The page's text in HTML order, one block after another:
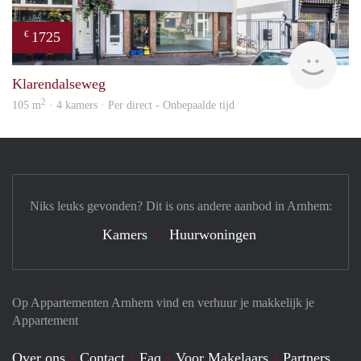
€ 1725
Klarendalseweg
105 m2 · 4 kamers · Per direct - Onbepaalde tijd
Op Appartementen Arnhem vind en verhuur je makkelijk je
Appartement
Over ons Contact Faq Voor Makelaars Partners
Niks leuks gevonden? Dit is ons andere aanbod in Arnhem:
Kamers Huurwoningen